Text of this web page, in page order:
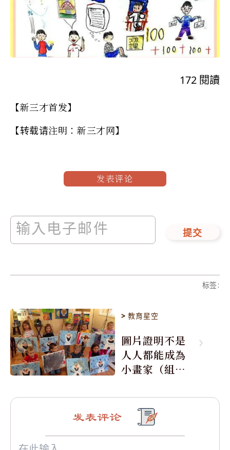
172 閱讀
【新三才首发】
【转载请注明：新三才网】
发表评论
提交
标签:
>教育星空
圖片證明不是
人人都能成為
小畫家（組
发表评论